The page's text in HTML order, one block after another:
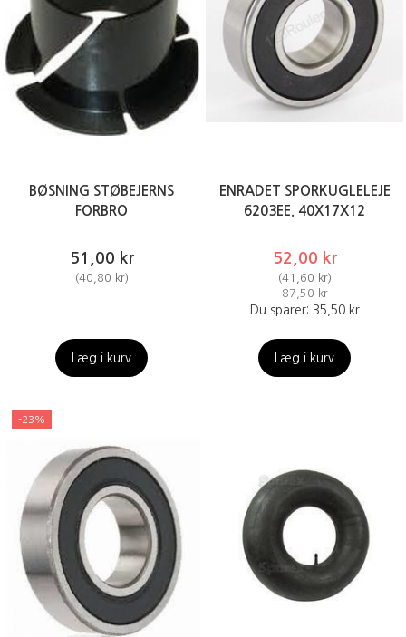
BØSNING STØBEJERNS
FORBRO
51,00 kr
(40,80 kr)
Læg i kurv
ENRADET SPORKUGLELEJE
6203EE. 40X17X12
52,00 kr
(41,60 kr)
87,50 kr
Du sparer: 35,50 kr
Læg i kurv
-23%